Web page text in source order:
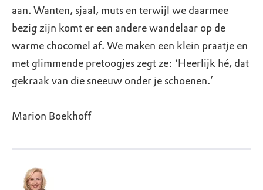
aan. Wanten, sjaal, muts en terwijl we daarmee
bezig zijn komt er een andere wandelaar op de
warme chocomel af. We maken een klein praatje en
met glimmende pretoogjes zegt ze: ‘Heerlijk hé, dat
gekraak van die sneeuw onder je schoenen.’
Marion Boekhoff